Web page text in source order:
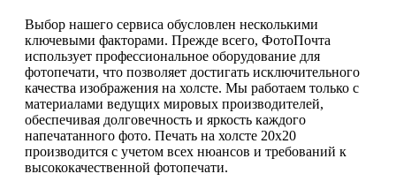
Выбор нашего сервиса обусловлен несколькими
ключевыми факторами. Прежде всего, ФотоПочта
использует профессиональное оборудование для
фотопечати, что позволяет достигать исключительного
качества изображения на холсте. Мы работаем только с
материалами ведущих мировых производителей,
обеспечивая долговечность и яркость каждого
напечатанного фото. Печать на холсте 20х20
производится с учетом всех нюансов и требований к
высококачественной фотопечати.